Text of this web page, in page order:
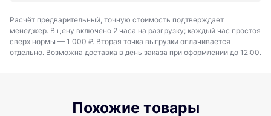
Расчёт предварительный, точную стоимость подтверждает
менеджер. В цену включено 2 часа на разгрузку; каждый час простоя
сверх нормы — 1 000 ₽. Вторая точка выгрузки оплачивается
отдельно. Возможна доставка в день заказа при оформлении до 12:00.
Похожие товары